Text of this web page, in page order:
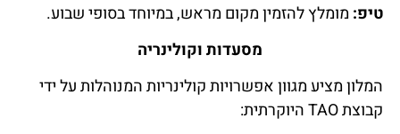
טיפ: מומלץ להזמין מקום מראש, במיוחד בסופי שבוע.
מסעדות וקולינריה
המלון מציע מגוון אפשרויות קולינריות המנוהלות על ידי
קבוצת TAO היוקרתית: